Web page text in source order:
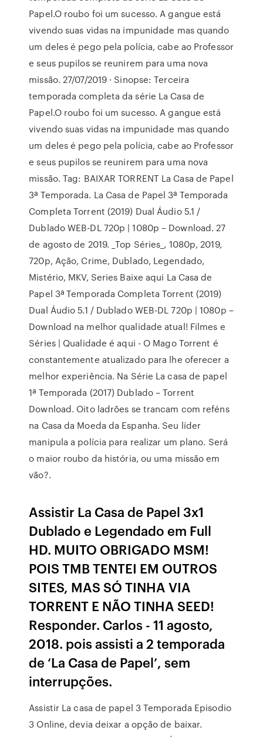
Papel.O roubo foi um sucesso. A gangue está
vivendo suas vidas na impunidade mas quando
um deles é pego pela polícia, cabe ao Professor
e seus pupilos se reunirem para uma nova
missão. 27/07/2019 · Sinopse: Terceira
temporada completa da série La Casa de
Papel.O roubo foi um sucesso. A gangue está
vivendo suas vidas na impunidade mas quando
um deles é pego pela polícia, cabe ao Professor
e seus pupilos se reunirem para uma nova
missão. Tag: BAIXAR TORRENT La Casa de Papel
3ª Temporada. La Casa de Papel 3ª Temporada
Completa Torrent (2019) Dual Áudio 5.1 /
Dublado WEB-DL 720p | 1080p – Download. 27
de agosto de 2019. _Top Séries_, 1080p, 2019,
720p, Ação, Crime, Dublado, Legendado,
Mistério, MKV, Series Baixe aqui La Casa de
Papel 3ª Temporada Completa Torrent (2019)
Dual Áudio 5.1 / Dublado WEB-DL 720p | 1080p –
Download na melhor qualidade atual! Filmes e
Séries | Qualidade é aqui - O Mago Torrent é
constantemente atualizado para lhe oferecer a
melhor experiência. Na Série La casa de papel
1ª Temporada (2017) Dublado – Torrent
Download. Oito ladrões se trancam com reféns
na Casa da Moeda da Espanha. Seu líder
manipula a polícia para realizar um plano. Será
o maior roubo da história, ou uma missão em
vão?.
Assistir La Casa de Papel 3x1
Dublado e Legendado em Full
HD. MUITO OBRIGADO MSM!
POIS TMB TENTEI EM OUTROS
SITES, MAS SÓ TINHA VIA
TORRENT E NÃO TINHA SEED!
Responder. Carlos - 11 agosto,
2018. pois assisti a 2 temporada
de ‘La Casa de Papel’, sem
interrupções.
Assistir La casa de papel 3 Temporada Episodio
3 Online, devia deixar a opção de baixar.